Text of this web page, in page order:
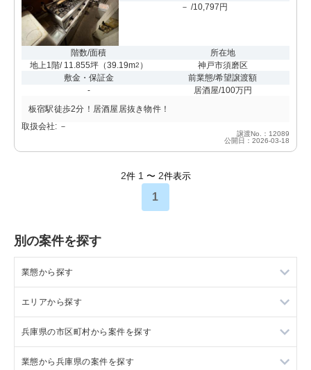
－ /10,797円
階数/面積
地上1階/ 11.855坪（39.19m2 ）
所在地
神戸市須磨区
敷金・保証金
-
前業態/希望譲渡額
居酒屋/100万円
板宿駅徒歩2分！居酒屋居抜き物件！
取扱会社: －
譲渡No.：12089
公開日：2026-03-18
2件 1 〜 2件表示
1
別の案件を探す
業態から探す
ラーメンの居抜き売却物件の案件一覧
フランス料理の居抜き売却物件の案件一覧
イタリア料理の居抜き売却物件の案件一覧
エリアから探す
東京23区の飲食店の居抜き売却物件の案件一覧
東京都下の飲食店の居抜き売却物件の案件一覧
兵庫県の市区町村から案件を探す
尼崎市の飲食店の居抜き売却物件の案件一覧
業態から兵庫県の案件を探す